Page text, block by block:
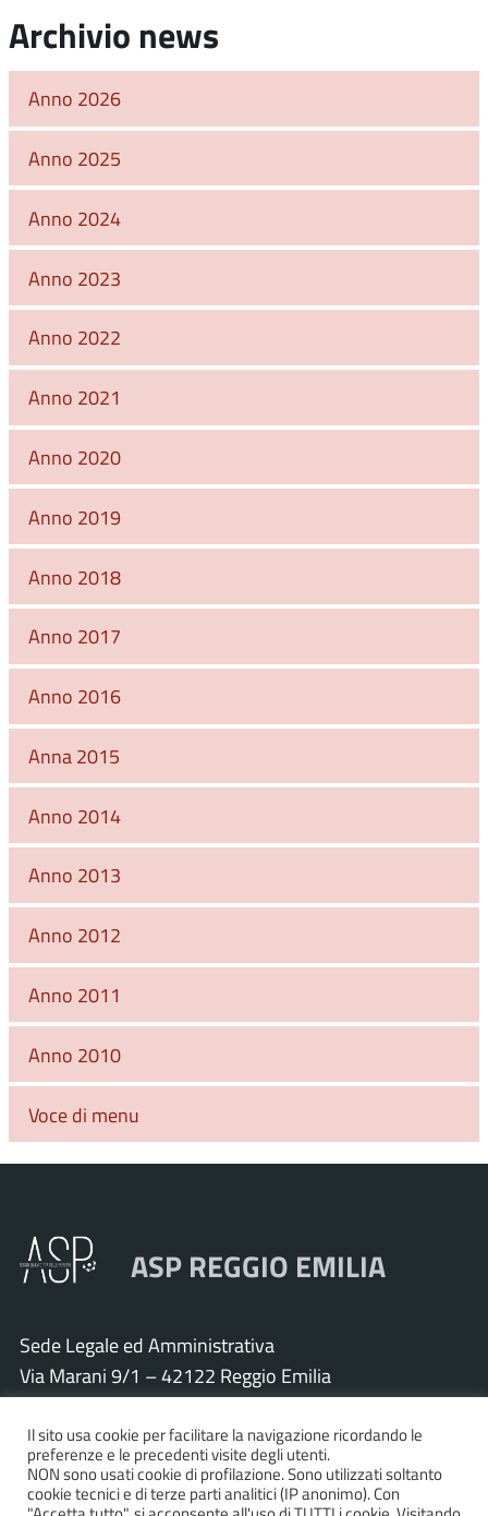
Archivio news
Anno 2026
Anno 2025
Anno 2024
Anno 2023
Anno 2022
Anno 2021
Anno 2020
Anno 2019
Anno 2018
Anno 2017
Anno 2016
Anna 2015
Anno 2014
Anno 2013
Anno 2012
Anno 2011
Anno 2010
Voce di menu
ASP REGGIO EMILIA
Sede Legale ed Amministrativa
Via Marani 9/1 – 42122 Reggio Emilia
Tel. 0522 571011 – Fax 0522 571030
Cod. Fisc. e P.IVA 01925120352
PEC:asp.re@pcert.postecert.it
E-mail:info@asp.re.it
Il sito usa cookie per facilitare la navigazione ricordando le
preferenze e le precedenti visite degli utenti.
NON sono usati cookie di profilazione. Sono utilizzati soltanto
cookie tecnici e di terze parti analitici (IP anonimo). Con